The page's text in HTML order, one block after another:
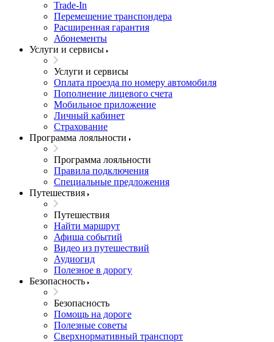
Trade-In
Перемещение транспондера
Расширенная гарантия
Абонементы
Услуги и сервисы
Услуги и сервисы
Оплата проезда по номеру автомобиля
Пополнение лицевого счета
Мобильное приложение
Личный кабинет
Страхование
Программа лояльности
Программа лояльности
Правила подключения
Специальные предложения
Путешествия
Путешествия
Найти маршрут
Афиша событий
Видео из путешествий
Аудиогид
Полезное в дорогу
Безопасность
Безопасность
Помощь на дороге
Полезные советы
Сверхнормативный транспорт